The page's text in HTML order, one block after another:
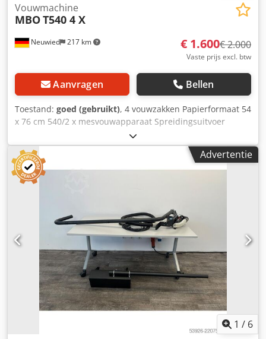
Neuwied 217 km
Vouwmachine
MBOT540 4 X
€ 1.600€ 2.000
Vaste prijs excl. btw
Aanvragen Bellen
Toestand: goed (gebruikt), 4 vouwzakken Papierformaat 54
x 76 cm 540/2 x mesvouwapparaat Spreidingsuitvoer
Codpfszd Thaex Am Terf Raamvouwzak
Advertentie
1 / 6